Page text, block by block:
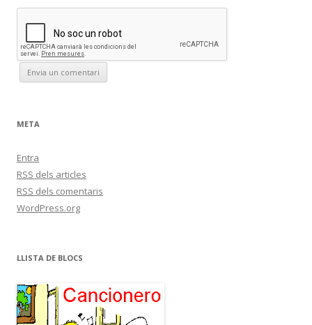
META
Entra
RSS dels articles
RSS dels comentaris
WordPress.org
LLISTA DE BLOCS